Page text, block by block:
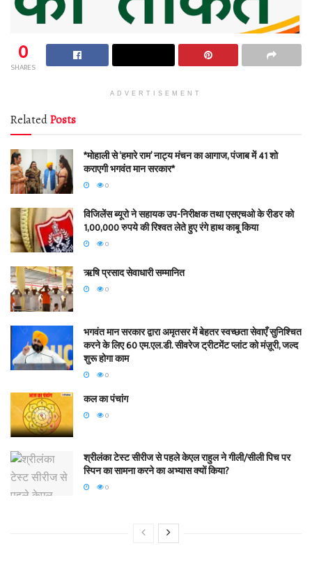
0
SHARES
ADVERTISEMENT
RelatedPosts
*मोहाली से ‘हमारे राम’ नाट्य मंचन का आगाज, पंजाब में 41 शो
कराएगी भगवंत मान सरकार*
0
विजिलेंस ब्यूरो ने सहायक उप-निरीक्षक तथा एसएचओ के रीडर को
1,00,000 रुपये की रिश्वत लेते हुए रंगे हाथ काबू किया
0
ऋषि प्रसाद सेवाधारी सम्मानित
0
भगवंत मान सरकार द्वारा अमृतसर में बेहतर स्वच्छता सेवाएँ सुनिश्चित
करने के लिए 60 एम.एल.डी. सीवरेज ट्रीटमेंट प्लांट को मंज़ूरी, जल्द
शुरू होगा काम
0
कल का पंचांग
0
श्रीलंका टेस्ट सीरीज से पहले केएल राहुल ने गीली/सीली पिच पर
स्पिन का सामना करने का अभ्यास क्यों किया?
0